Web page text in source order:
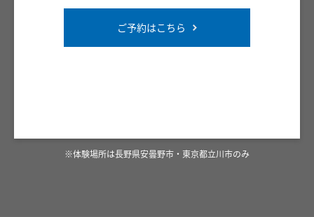
ご予約はこちら
※体験場所は長野県安曇野市・東京都立川市のみ